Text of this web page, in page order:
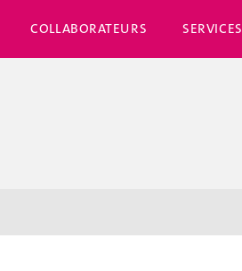
COLLABORATEURS SERVICES